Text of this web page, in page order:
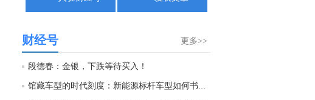
金十数据8月7日讯，当地时间6日21时40分左右，伊朗格什姆岛传出两声爆炸声。伊朗方面称，爆炸声系在霍尔木兹海峡入口附近打击敌方目标所致，此次行动的成果将在未来几小时内向公众公布。（央视）
更多>>
财经号
段德春：金银，下跌等待买入！
馆藏车型的时代刻度：新能源标杆车型如何书写产业里程碑